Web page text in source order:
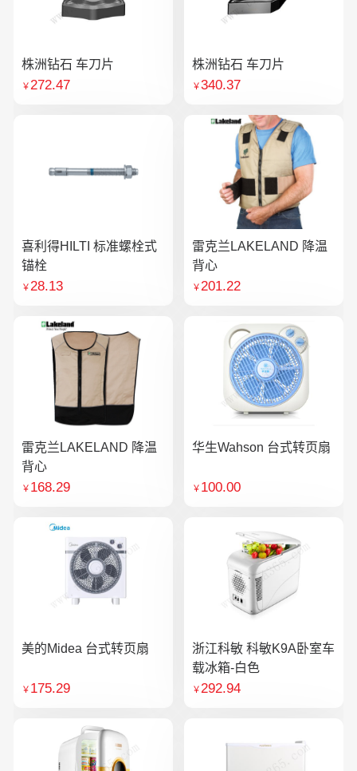
株洲钻石 车刀片
￥272.47
株洲钻石 车刀片
￥340.37
喜利得HILTI 标准螺栓式
锚栓
￥28.13
雷克兰LAKELAND 降温
背心
￥201.22
雷克兰LAKELAND 降温
背心
￥ 168.29
华生Wahson 台式转页扇
￥ 100.00
美的Midea 台式转页扇
￥ 175.29
浙江科敏 科敏K9A卧室车
载冰箱-白色
￥292.94